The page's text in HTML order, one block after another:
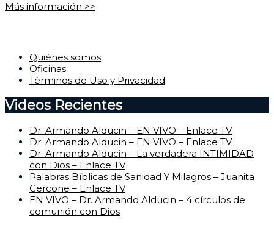
Más información >>
Quiénes somos
Oficinas
Términos de Uso y Privacidad
Videos Recientes
Dr. Armando Alducin – EN VIVO – Enlace TV
Dr. Armando Alducin – EN VIVO – Enlace TV
Dr. Armando Alducin – La verdadera INTIMIDAD
con Dios – Enlace TV
Palabras Bíblicas de Sanidad Y Milagros – Juanita
Cercone – Enlace TV
EN VIVO – Dr. Armando Alducin – 4 círculos de
comunión con Dios